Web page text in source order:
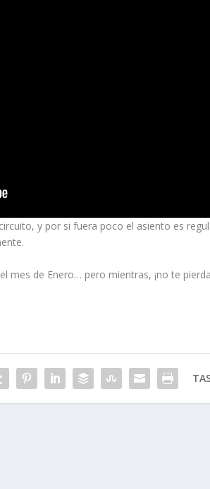
y por si fuera poco el asiento es
mes de Enero… pero mientras, ¡no te